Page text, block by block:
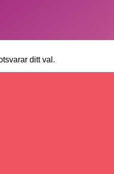
ditt val.